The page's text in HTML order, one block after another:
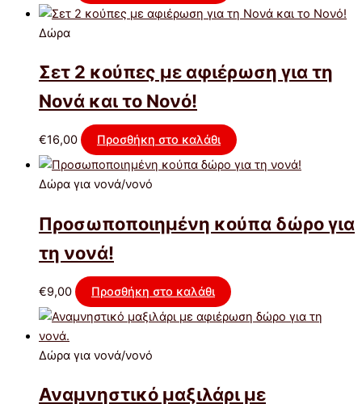
Δώρα
Σετ 2 κούπες με αφιέρωση για τη
Νονά και το Νονό!
€16,00 Προσθήκη στο καλάθι
Δώρα για νονά/νονό
Προσωποποιημένη κούπα δώρο για
τη νονά!
€9,00 Προσθήκη στο καλάθι
Δώρα για νονά/νονό
Αναμνηστικό μαξιλάρι με